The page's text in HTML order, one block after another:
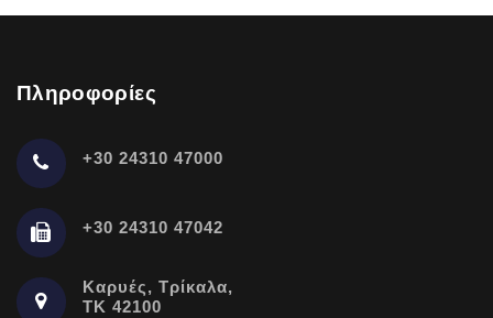
Πληροφορίες
+30 24310 47000
+30 24310 47042
Καρυές, Τρίκαλα,
ΤΚ 42100